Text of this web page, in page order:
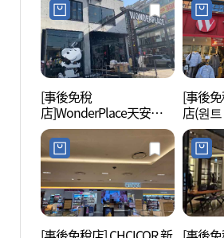
[事後免稅
店]WonderPlace天安新
富店(원더플레이스 천안
신부점)
[事後
店(원